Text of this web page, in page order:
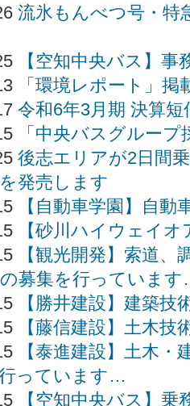
流氷もんべつ号・特
【空知中央バス】
「環境レポート」掲
令和6年3月期 決算短
「中央バスグルー
後志エリアが2日間
発売します
【自動車学園】自
【砂川ハイウェイ
【観光開発】索道
募集を行っていま
【勝井建設】建築
【藤信建設】土木
【泰進建設】土木
っています…
【空知中央バス】